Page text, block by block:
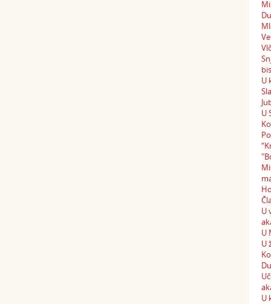
U
U
U
U
U
U